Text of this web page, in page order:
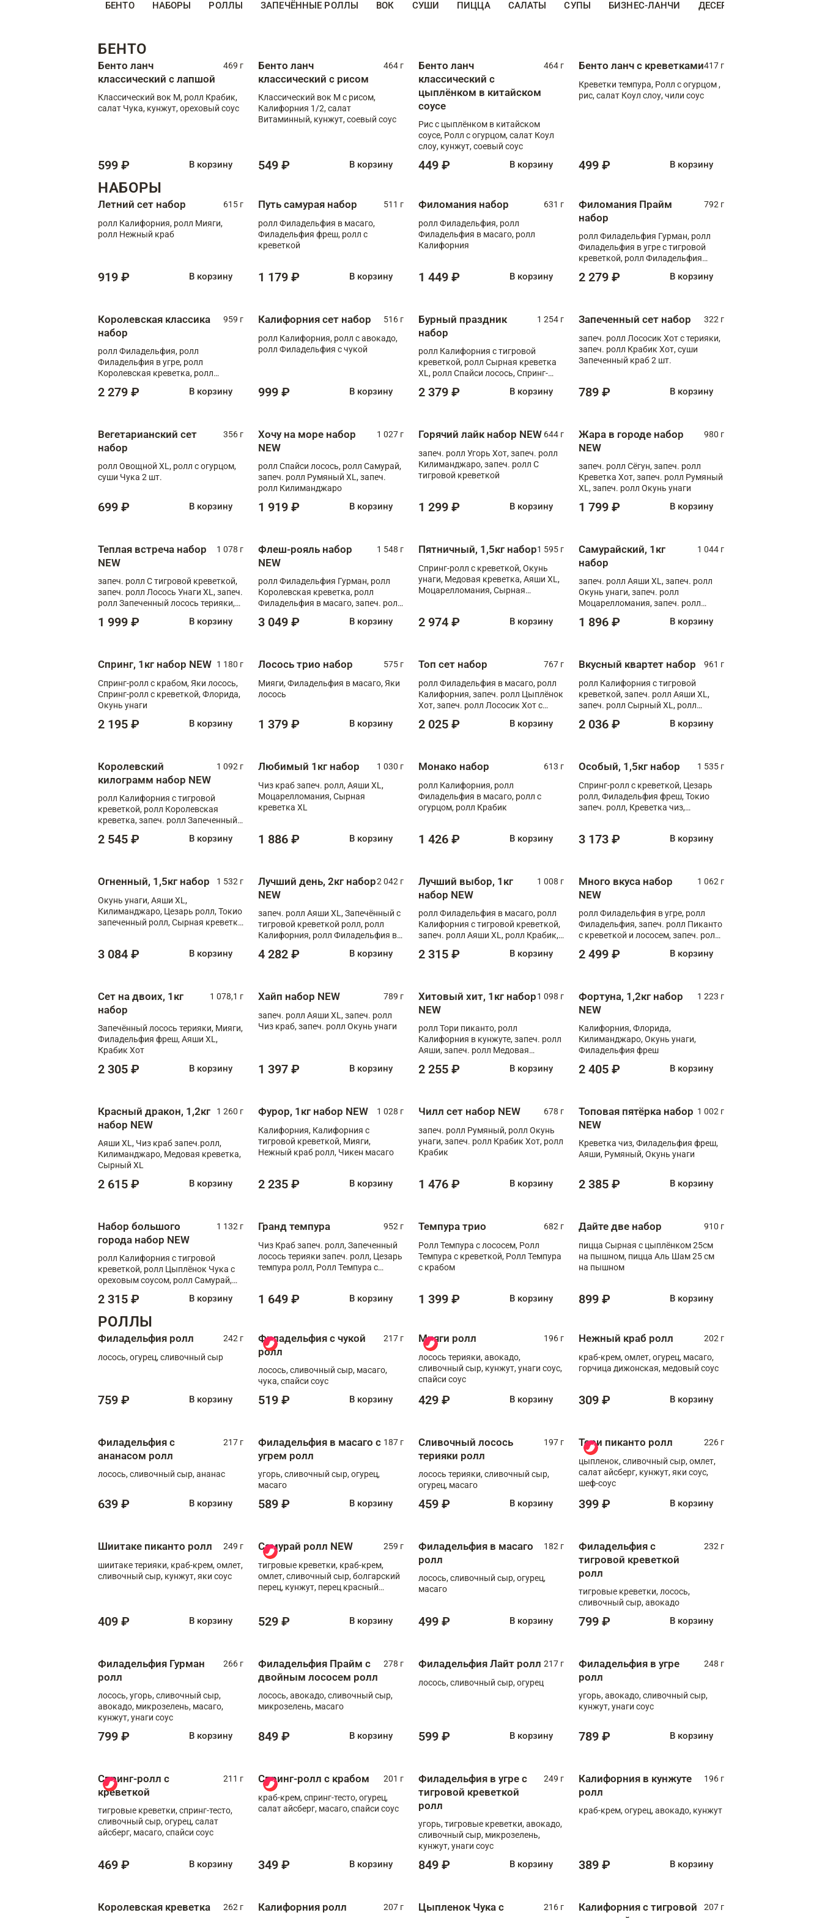
БЕНТО НАБОРЫ РОЛЛЫ ЗАПЕЧЁННЫЕ РОЛЛЫ ВОК СУШИ ПИЦЦА САЛАТЫ СУПЫ БИЗНЕС-ЛАНЧИ ДЕСЕРТЫ
БЕНТО
Бенто ланч
классический с лапшой
469 г
Классический вок М, ролл Крабик,
салат Чука, кунжут, ореховый соус
599 ₽ В корзину
Бенто ланч
классический с рисом
464 г
Классический вок М с рисом,
Калифорния 1/2, салат
Витаминный, кунжут, соевый соус
549 ₽ В корзину
Бенто ланч
классический с
цыплёнком в китайском
соусе
464 г
Рис с цыплёнком в китайском
соусе, Ролл с огурцом, салат Коул
слоу, кунжут, соевый соус
449 ₽ В корзину
Бенто ланч с креветками417 г
Креветки темпура, Ролл с огурцом ,
рис, салат Коул слоу, чили соус
499 ₽ В корзину
НАБОРЫ
Летний сет набор
615 г
ролл Калифорния, ролл Мияги,
ролл Нежный краб
919 ₽ В корзину
Путь самурая набор
511 г
ролл Филадельфия в масаго,
Филадельфия фреш, ролл с
креветкой
1 179 ₽ В корзину
Филомания набор
631 г
ролл Филадельфия, ролл
Филадельфия в масаго, ролл
Калифорния
1 449 ₽ В корзину
Филомания Прайм
набор
792 г
ролл Филадельфия Гурман, ролл
Филадельфия в угре с тигровой
креветкой, ролл Филадельфия
2 279 ₽ В корзину
Королевская классика
набор
959 г
ролл Филадельфия, ролл
Филадельфия в угре, ролл
Королевская креветка, ролл
2 279 ₽ В корзину
Калифорния сет набор
516 г
ролл Калифорния, ролл с авокадо,
ролл Филадельфия с чукой
999 ₽ В корзину
Бурный праздник
набор
1 254 г
ролл Калифорния с тигровой
креветкой, ролл Сырная креветка
XL, ролл Спайси лосось, Спринг-
Медовая креветка
2 379 ₽ В корзину
Запеченный сет набор
322 г
запеч. ролл Лососик Хот с терияки,
запеч. ролл Крабик Хот, суши
Запеченный краб 2 шт.
789 ₽ В корзину
Вегетарианский сет
набор
356 г
ролл Овощной XL, ролл с огурцом,
суши Чука 2 шт.
699 ₽ В корзину
Хочу на море набор
NEW
1 027 г
ролл Спайси лосось, ролл Самурай,
запеч. ролл Румяный XL, запеч.
ролл Килиманджаро
1 919 ₽ В корзину
Горячий лайк набор NEW 644 г
запеч. ролл Угорь Хот, запеч. ролл
Килиманджаро, запеч. ролл С
тигровой креветкой
1 299 ₽ В корзину
Жара в городе набор
NEW
980 г
запеч. ролл Сёгун, запеч. ролл
Креветка Хот, запеч. ролл Румяный
XL, запеч. ролл Окунь унаги
1 799 ₽ В корзину
Теплая встреча набор
NEW
1 078 г
запеч. ролл С тигровой креветкой,
запеч. ролл Лосось Унаги XL, запеч.
ролл Запеченный лосось терияки,
1 999 ₽ В корзину
Флеш-рояль набор
NEW
1 548 г
ролл Филадельфия Гурман, ролл
Королевская креветка, ролл
Филадельфия в масаго, запеч. ролл
Тигровая креветка с моцареллой,
3 049 ₽ В корзину
Пятничный, 1,5кг набор1 595 г
Спринг-ролл с креветкой, Окунь
унаги, Медовая креветка, Аяши XL,
Моцарелломания, Сырная
2 974 ₽ В корзину
Самурайский, 1кг
набор
1 044 г
запеч. ролл Аяши XL, запеч. ролл
Окунь унаги, запеч. ролл
Моцарелломания, запеч. ролл
1 896 ₽ В корзину
Спринг, 1кг набор NEW 1 180 г
Спринг-ролл с крабом, Яки лосось,
Спринг-ролл с креветкой, Флорида,
Окунь унаги
2 195 ₽ В корзину
Лосось трио набор
575 г
Мияги, Филадельфия в масаго, Яки
лосось
1 379 ₽ В корзину
Топ сет набор
767 г
ролл Филадельфия в масаго, ролл
Калифорния, запеч. ролл Цыплёнок
Хот, запеч. ролл Лососик Хот с
2 025 ₽ В корзину
Вкусный квартет набор
961 г
ролл Калифорния с тигровой
креветкой, запеч. ролл Аяши XL,
запеч. ролл Сырный XL, ролл
2 036 ₽ В корзину
Королевский
килограмм набор NEW
1 092 г
ролл Калифорния с тигровой
креветкой, ролл Королевская
креветка, запеч. ролл Запеченный
XL, запеч. ролл Крабик Хот
2 545 ₽ В корзину
Любимый 1кг набор
1 030 г
Чиз краб запеч. ролл, Аяши XL,
Моцарелломания, Сырная
креветка XL
1 886 ₽ В корзину
Монако набор
613 г
ролл Калифорния, ролл
Филадельфия в масаго, ролл с
огурцом, ролл Крабик
1 426 ₽ В корзину
Особый, 1,5кг набор
1 535 г
Спринг-ролл с креветкой, Цезарь
ролл, Филадельфия фреш, Токио
запеч. ролл, Креветка чиз,
3 173 ₽ В корзину
Огненный, 1,5кг набор
1 532 г
Окунь унаги, Аяши XL,
Килиманджаро, Цезарь ролл, Токио
запеченный ролл, Сырная креветка
3 084 ₽ В корзину
Лучший день, 2кг набор
NEW
2 042 г
запеч. ролл Аяши XL, Запечённый с
тигровой креветкой ролл, ролл
Калифорния, ролл Филадельфия в
запеч. ролл Моцарелломания, ролл
4 282 ₽ В корзину
Лучший выбор, 1кг
набор NEW
1 008 г
ролл Филадельфия в масаго, ролл
Калифорния с тигровой креветкой,
запеч. ролл Аяши XL, ролл Крабик,
2 315 ₽ В корзину
Много вкуса набор
NEW
1 062 г
ролл Филадельфия в угре, ролл
Филадельфия, запеч. ролл Пиканто
с креветкой и лососем, запеч. ролл
2 499 ₽ В корзину
Сет на двоих, 1кг
набор
1 078,1 г
Запечённый лосось терияки, Мияги,
Филадельфия фреш, Аяши XL,
Крабик Хот
2 305 ₽ В корзину
Хайп набор NEW
789 г
запеч. ролл Аяши XL, запеч. ролл
Чиз краб, запеч. ролл Окунь унаги
1 397 ₽ В корзину
Хитовый хит, 1кг набор
NEW
1 098 г
ролл Тори пиканто, ролл
Калифорния в кунжуте, запеч. ролл
Аяши, запеч. ролл Медовая
чукой
2 255 ₽ В корзину
Фортуна, 1,2кг набор
NEW
1 223 г
Калифорния, Флорида,
Килиманджаро, Окунь унаги,
Филадельфия фреш
2 405 ₽ В корзину
Красный дракон, 1,2кг
набор NEW
1 260 г
Аяши XL, Чиз краб запеч.ролл,
Килиманджаро, Медовая креветка,
Сырный XL
2 615 ₽ В корзину
Фурор, 1кг набор NEW
1 028 г
Калифорния, Калифорния с
тигровой креветкой, Мияги,
Нежный краб ролл, Чикен масаго
2 235 ₽ В корзину
Чилл сет набор NEW
678 г
запеч. ролл Румяный, ролл Окунь
унаги, запеч. ролл Крабик Хот, ролл
Крабик
1 476 ₽ В корзину
Топовая пятёрка набор
NEW
1 002 г
Креветка чиз, Филадельфия фреш,
Аяши, Румяный, Окунь унаги
2 385 ₽ В корзину
Набор большого
города набор NEW
1 132 г
ролл Калифорния с тигровой
креветкой, ролл Цыплёнок Чука с
ореховым соусом, ролл Самурай,
ролл с крабом
2 315 ₽ В корзину
Гранд темпура
952 г
Чиз Краб запеч. ролл, Запеченный
лосось терияки запеч. ролл, Цезарь
темпура ролл, Ролл Темпура с
1 649 ₽ В корзину
Темпура трио
682 г
Ролл Темпура с лососем, Ролл
Темпура с креветкой, Ролл Темпура
с крабом
1 399 ₽ В корзину
Дайте две набор
910 г
пицца Сырная с цыплёнком 25см
на пышном, пицца Аль Шам 25 см
на пышном
899 ₽ В корзину
РОЛЛЫ
Филадельфия ролл
242 г
лосось, огурец, сливочный сыр
759 ₽ В корзину
Филадельфия с чукой
ролл
217 г
лосось, сливочный сыр, масаго,
чука, спайси соус
519 ₽ В корзину
Мияги ролл
196 г
лосось терияки, авокадо,
сливочный сыр, кунжут, унаги соус,
спайси соус
429 ₽ В корзину
Нежный краб ролл
202 г
краб-крем, омлет, огурец, масаго,
горчица дижонская, медовый соус
309 ₽ В корзину
Филадельфия с
ананасом ролл
217 г
лосось, сливочный сыр, ананас
639 ₽ В корзину
Филадельфия в масаго с
угрем ролл
187 г
угорь, сливочный сыр, огурец,
масаго
589 ₽ В корзину
Сливочный лосось
терияки ролл
197 г
лосось терияки, сливочный сыр,
огурец, масаго
459 ₽ В корзину
Тори пиканто ролл
226 г
цыпленок, сливочный сыр, омлет,
салат айсберг, кунжут, яки соус,
шеф-соус
399 ₽ В корзину
Шиитаке пиканто ролл
249 г
шиитаке терияки, краб-крем, омлет,
сливочный сыр, кунжут, яки соус
409 ₽ В корзину
Самурай ролл NEW
259 г
тигровые креветки, краб-крем,
омлет, сливочный сыр, болгарский
перец, кунжут, перец красный
529 ₽ В корзину
Филадельфия в масаго
ролл
182 г
лосось, сливочный сыр, огурец,
масаго
499 ₽ В корзину
Филадельфия с
тигровой креветкой
ролл
232 г
тигровые креветки, лосось,
сливочный сыр, авокадо
799 ₽ В корзину
Филадельфия Гурман
ролл
266 г
лосось, угорь, сливочный сыр,
авокадо, микрозелень, масаго,
кунжут, унаги соус
799 ₽ В корзину
Филадельфия Прайм с
двойным лососем ролл
278 г
лосось, авокадо, сливочный сыр,
микрозелень, масаго
849 ₽ В корзину
Филадельфия Лайт ролл 217 г
лосось, сливочный сыр, огурец
599 ₽ В корзину
Филадельфия в угре
ролл
248 г
угорь, авокадо, сливочный сыр,
кунжут, унаги соус
789 ₽ В корзину
Спринг-ролл с
креветкой
211 г
тигровые креветки, спринг-тесто,
сливочный сыр, огурец, салат
айсберг, масаго, спайси соус
469 ₽ В корзину
Спринг-ролл с крабом
201 г
краб-крем, спринг-тесто, огурец,
салат айсберг, масаго, спайси соус
349 ₽ В корзину
Филадельфия в угре с
тигровой креветкой
ролл
249 г
угорь, тигровые креветки, авокадо,
сливочный сыр, микрозелень,
кунжут, унаги соус
849 ₽ В корзину
Калифорния в кунжуте
ролл
196 г
краб-крем, огурец, авокадо, кунжут
389 ₽ В корзину
Королевская креветка
262 г Калифорния ролл 207 г
Цыпленок Чука с
216 г
Калифорния с тигровой
207 г